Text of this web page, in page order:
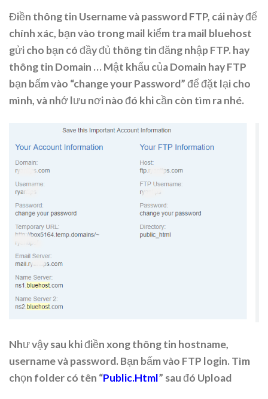
Điền thông tin Username và password FTP, cái này để
chính xác, bạn vào trong mail kiểm tra mail bluehost
gửi cho bạn có đầy đủ thông tin đăng nhập FTP. hay
thông tin Domain … Mật khẩu của Domain hay FTP
bạn bấm vào “change your Password” để đặt lại cho
mình, và nhớ lưu nơi nào đó khi cần còn tìm ra nhé.
Như vậy sau khi điền xong thông tin hostname,
username và password. Bạn bấm vào FTP login. Tìm
chọn folder có tên “Public.Html” sau đó Upload